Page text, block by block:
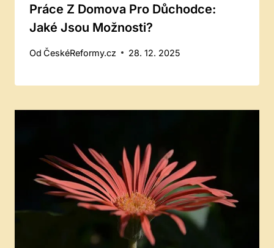
Práce Z Domova Pro Důchodce:
Jaké Jsou Možnosti?
Od ČeskéReformy.cz 28. 12. 2025